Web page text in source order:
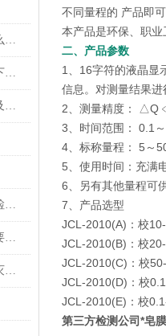
环境大气中有毒有害气体可以用什么仪器检测？
厌氧培养箱在使用方面需要留意以下事项
多歧管旋转蒸发仪其核心组成部分及功能如下
水中重金属超标潜在危害，重金属检测仪来帮忙
负氧离子检测仪通常由以下几个主要部分组成
高效杀菌新选择：了解自控型高压灭菌锅的多功能应用！
不同量程的 产品即
本产品是环保、职
二、产品参数
1、16字符的液晶显
信息。对测量结果
2、测量精度：
3、时间范围： 0.1
4、标称量程： 5～
5、使用时间：充满
6、另有其他量程可
7、产品选型
JCL-2010(A)：校
JCL-2010(B)：校
JCL-2010(C)：校
JCL-2010(D)：校
JCL-2010(E)：校
第三方检测公司*皂